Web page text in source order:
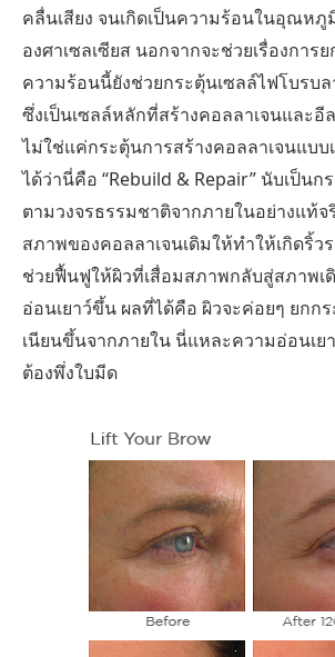
คลื่นเสียง จนเกิดเป็นความร้อนในอุณหภู
องศาเซลเซียส นอกจากจะช่วยเรื่องการ
ความร้อนนี้ยังช่วยกระตุ้นเซลล์ไฟโบรบ
ซึ่งเป็นเซลล์หลักที่สร้างคอลลาเจนและอี
ไม่ใช่แค่กระตุ้นการสร้างคอลลาเจนแบบ
ได้ว่านี่คือ “Rebuild & Repair” นับเป็น
ตามวงจรธรรมชาติจากภายในอย่างแท้จ
สภาพของคอลลาเจนเดิมให้ทำให้เกิดริ้ว
ช่วยฟื้นฟูให้ผิวที่เสื่อมสภาพกลับสู่สภาพเ
อ่อนเยาว์ขึ้น ผลที่ได้คือ ผิวจะค่อยๆ ยกกร
เนียนขึ้นจากภายใน นี่แหละความอ่อนเย
ต้องพึ่งใบมีด